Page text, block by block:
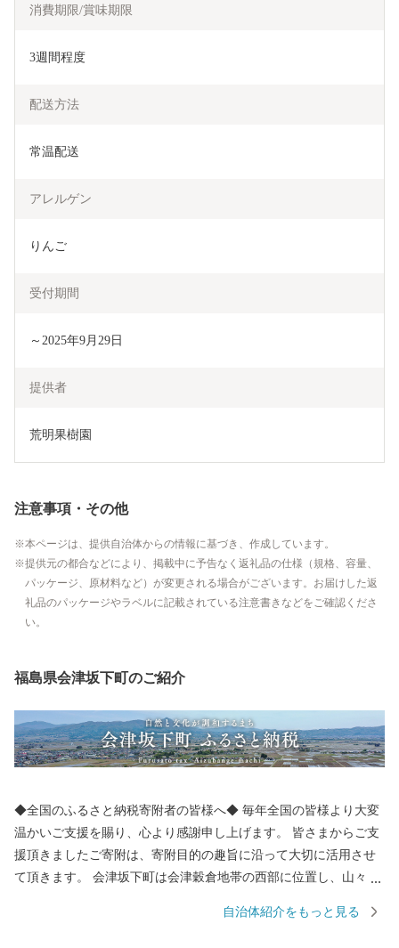
消費期限/賞味期限
3週間程度
配送方法
常温配送
アレルゲン
りんご
受付期間
～2025年9月29日
提供者
荒明果樹園
注意事項・その他
本ページは、提供自治体からの情報に基づき、作成しています。
提供元の都合などにより、掲載中に予告なく返礼品の仕様（規格、容量、
パッケージ、原材料など）が変更される場合がございます。お届けした返
礼品のパッケージやラベルに記載されている注意書きなどをご確認くださ
い。
福島県会津坂下町のご紹介
◆全国のふるさと納税寄附者の皆様へ◆ 毎年全国の皆様より大変
温かいご支援を賜り、心より感謝申し上げます。 皆さまからご支
援頂きましたご寄附は、寄附目的の趣旨に沿って大切に活用させ
て頂きます。 会津坂下町は会津穀倉地帯の西部に位置し、山々と
しの産地としても全国的に知られており、馬刺しはその鮮やかな
自治体紹介をもっと見る